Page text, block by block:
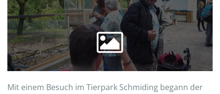
Mit einem Besuch im Tierpark Schmiding begann der